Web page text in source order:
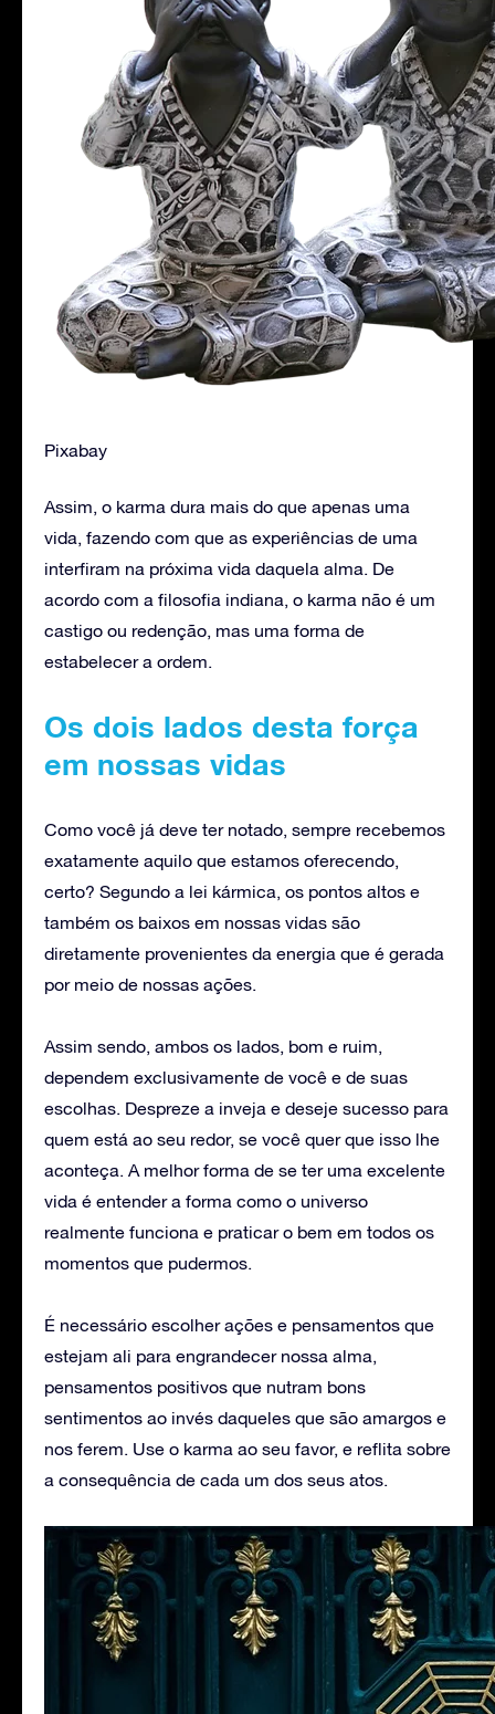
Pixabay
Assim, o karma dura mais do que apenas uma
vida, fazendo com que as experiências de uma
interfiram na próxima vida daquela alma. De
acordo com a filosofia indiana, o karma não é um
castigo ou redenção, mas uma forma de
estabelecer a ordem.
Os dois lados desta força
em nossas vidas
Como você já deve ter notado, sempre recebemos
exatamente aquilo que estamos oferecendo,
certo? Segundo a lei kármica, os pontos altos e
também os baixos em nossas vidas são
diretamente provenientes da energia que é gerada
por meio de nossas ações.
Assim sendo, ambos os lados, bom e ruim,
dependem exclusivamente de você e de suas
escolhas. Despreze a inveja e deseje sucesso para
quem está ao seu redor, se você quer que isso lhe
aconteça. A melhor forma de se ter uma excelente
vida é entender a forma como o universo
realmente funciona e praticar o bem em todos os
momentos que pudermos.
É necessário escolher ações e pensamentos que
estejam ali para engrandecer nossa alma,
pensamentos positivos que nutram bons
sentimentos ao invés daqueles que são amargos e
nos ferem. Use o karma ao seu favor, e reflita sobre
a consequência de cada um dos seus atos.